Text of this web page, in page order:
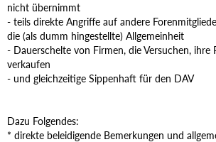
nicht übernimmt
- teils direkte Angriffe auf andere
die (als dumm hingestellte) Allgemeinheit
- Dauerschelte von Firmen, die Versuchen, ihre
verkaufen
- und gleichzeitige Sippenhaft für den DAV
Dazu Folgendes:
* direkte beleidigende Bemerkungen und